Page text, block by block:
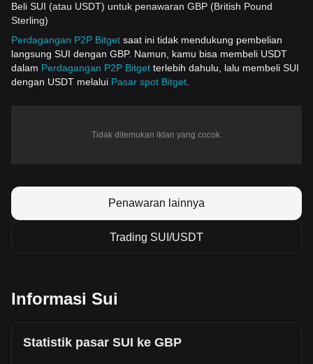
Beli SUI (atau USDT) untuk penawaran GBP (British Pound
Sterling)
Perdagangan P2P Bitget saat ini tidak mendukung pembelian
langsung SUI dengan GBP. Namun, kamu bisa membeli USDT
dalam Perdagangan P2P Bitget terlebih dahulu, lalu membeli SUI
dengan USDT melalui Pasar spot Bitget
Tidak ditemukan iklan yang cocok.
Penawaran lainnya
Trading SUI/USDT
Informasi Sui
Statistik pasar SUI ke GBP